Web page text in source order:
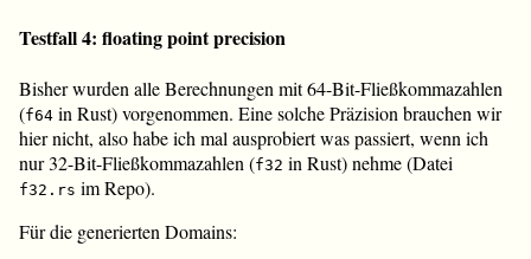
Testfall 4: floating point precision
Bisher wurden alle Berechnungen mit 64-Bit-Fließkommazahlen
(f64 in Rust) vorgenommen. Eine solche Präzision brauchen wir
hier nicht, also habe ich mal ausprobiert was passiert, wenn ich
nur 32-Bit-Fließkommazahlen (f32 in Rust) nehme (Datei
f32.rs im Repo).
Für die generierten Domains: